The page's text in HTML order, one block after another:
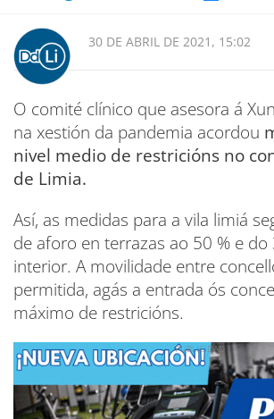
30 DE ABRIL DE 2021, 15:02
O comité clínico que asesora á
na xestión da pandemia acordou
nivel medio de restricións no
de Limia.
Así, as medidas para a vila limiá
de aforo en terrazas ao 50 % e do
interior. A movilidade entre
permitida, agás a entrada ós
máximo de restricións.